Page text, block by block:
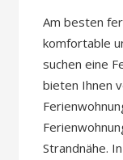
Am besten
komfortable
suchen eine
bieten Ihnen
Strandnähe.